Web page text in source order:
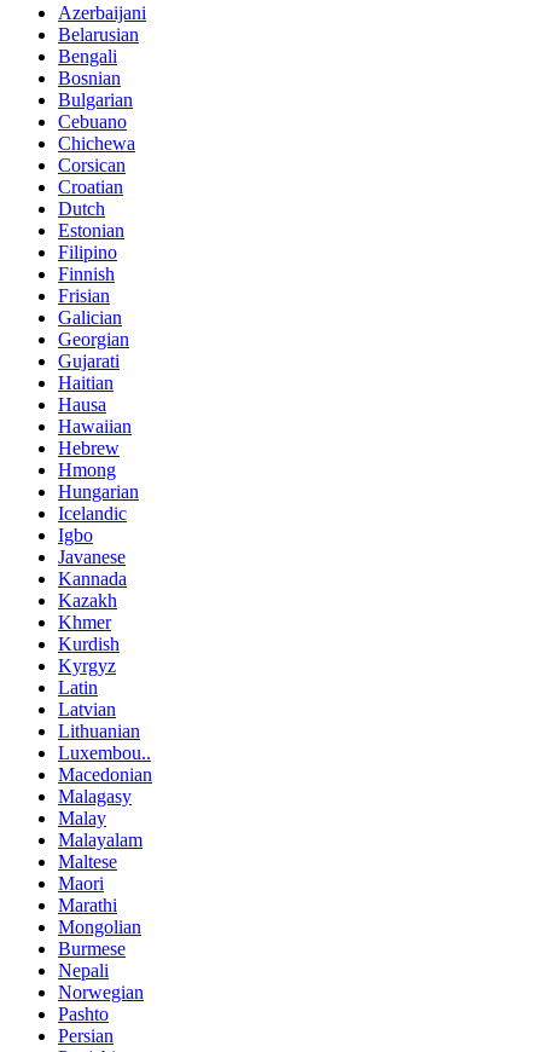
Azerbaijani
Belarusian
Bengali
Bosnian
Bulgarian
Cebuano
Chichewa
Corsican
Croatian
Dutch
Estonian
Filipino
Finnish
Frisian
Galician
Georgian
Gujarati
Haitian
Hausa
Hawaiian
Hebrew
Hmong
Hungarian
Icelandic
Igbo
Javanese
Kannada
Kazakh
Khmer
Kurdish
Kyrgyz
Latin
Latvian
Lithuanian
Luxembou..
Macedonian
Malagasy
Malay
Malayalam
Maltese
Maori
Marathi
Mongolian
Burmese
Nepali
Norwegian
Pashto
Persian